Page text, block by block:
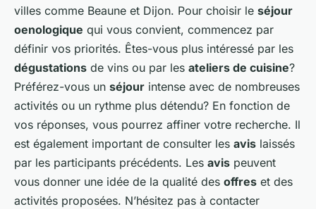
villes comme Beaune et Dijon. Pour choisir le séjour
oenologique qui vous convient, commencez par
définir vos priorités. Êtes-vous plus intéressé par les
dégustations de vins ou par les ateliers de cuisine?
Préférez-vous un séjour intense avec de nombreuses
activités ou un rythme plus détendu? En fonction de
vos réponses, vous pourrez affiner votre recherche. Il
est également important de consulter les avis laissés
par les participants précédents. Les avis peuvent
vous donner une idée de la qualité des offres et des
activités proposées. N’hésitez pas à contacter